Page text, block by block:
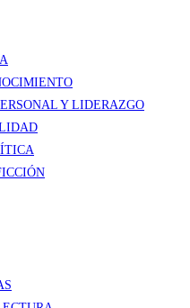
Y LIDERAZGO